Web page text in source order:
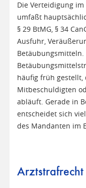
Die Verteidigung
umfaßt
§ 29 BtMG, § 34
Ausfuhr,
Betäubungsmitteln.
häufig früh gestellt,
Mitbeschuldigten
abläuft. Gerade in
entscheidet sich
des Mandanten im
Arztstrafrecht